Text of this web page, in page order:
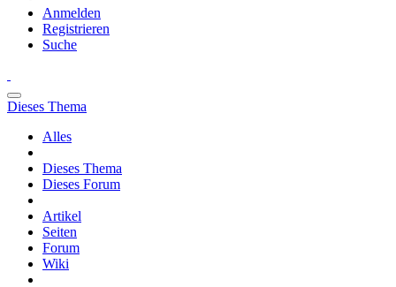
Anmelden
Registrieren
Suche
Dieses Thema
Alles
Dieses Thema
Dieses Forum
Artikel
Seiten
Forum
Wiki